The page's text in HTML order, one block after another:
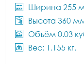
Ширина 255
Высота 360
Объём 0.03
Вес: 1.155 кг.